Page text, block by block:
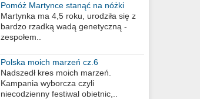
Pomóż Martynce stanąć na nóżki
Martynka ma 4,5 roku, urodziła się z
bardzo rzadką wadą genetyczną -
zespołem..
Polska moich marzeń cz.6
Nadszedł kres moich marzeń.
Kampania wyborcza czyli
niecodzienny festiwal obietnic,..